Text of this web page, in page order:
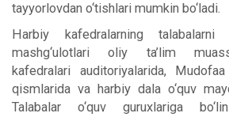
tayyorlovdan o‘tishlari mumkin bo‘ladi.
Harbiy kafedralarning talabalarni
mashg‘ulotlari oliy ta’lim
kafedralari auditoriyalarida,
qismlarida va harbiy dala o‘quv
Talabalar o‘quv guruxlariga